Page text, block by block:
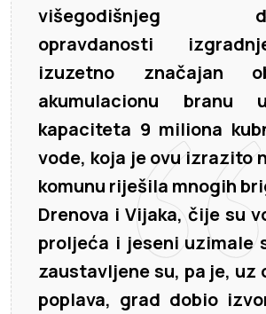
višegodišnjeg
opravdanosti
izuzetno značajan
akumulacionu branu
kapaciteta 9 miliona
vode, koja je ovu izrazito
komunu riješila mnogih
Drenova i Vijaka, čije su
proljeća i jeseni uzimale
zaustavljene su, pa je, uz
poplava, grad dobio